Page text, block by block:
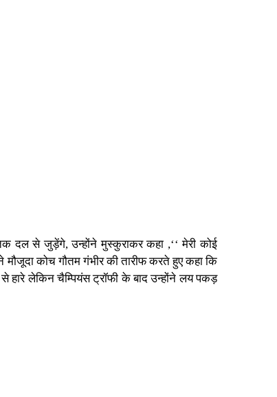
दल से जुड़ेंगे, उन्होंने मुस्कुराकर कहा ,‘‘ मेरी कोई
मौजूदा कोच गौतम गंभीर की तारीफ करते हुए कहा कि
हारे लेकिन चैम्पियंस ट्रॉफी के बाद उन्होंने लय पकड़